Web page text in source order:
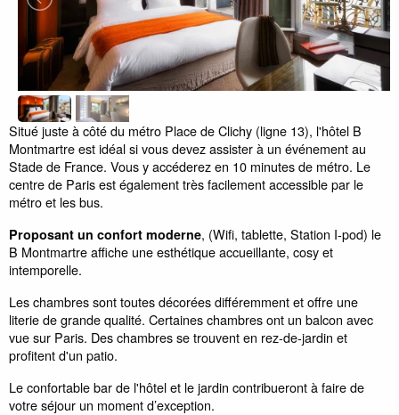
Situé juste à côté du métro Place de Clichy (ligne 13), l'hôtel B
Montmartre est idéal si vous devez assister à un événement au
Stade de France. Vous y accéderez en 10 minutes de métro. Le
centre de Paris est également très facilement accessible par le
métro et les bus.
Proposant un confort moderne, (Wifi, tablette, Station I-pod) le
B Montmartre affiche une esthétique accueillante, cosy et
intemporelle.
Les chambres sont toutes décorées différemment et offre une
literie de grande qualité. Certaines chambres ont un balcon avec
vue sur Paris. Des chambres se trouvent en rez-de-jardin et
profitent d'un patio.
Le confortable bar de l'hôtel et le jardin contribueront à faire de
votre séjour un moment d’exception.